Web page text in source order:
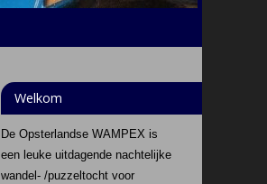
Welkom
De Opsterlandse WAMPEX is
een leuke uitdagende nachtelijke
wandel- /puzzeltocht voor